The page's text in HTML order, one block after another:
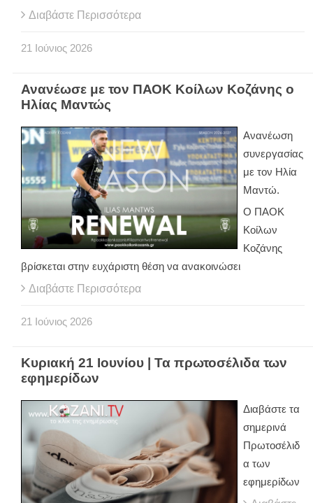
Διαβάστε Περισσότερα
21 Ιούνιος 2026
Ανανέωσε με τον ΠΑΟΚ Κοίλων Κοζάνης ο
Ηλίας Μαντώς
Ανανέωση
συνεργασίας
με τον Ηλία
Μαντώ.
Ο ΠΑΟΚ
Κοίλων
Κοζάνης
βρίσκεται στην ευχάριστη θέση να ανακοινώσει
Διαβάστε Περισσότερα
21 Ιούνιος 2026
Κυριακή 21 Ιουνίου | Τα πρωτοσέλιδα των
εφημερίδων
Διαβάστε τα
σημερινά
Πρωτοσέλιδ
α των
εφημερίδων